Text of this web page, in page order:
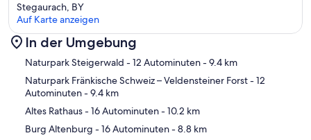
Karte
Stegaurach, BY
Auf Karte anzeigen
In der Umgebung
Naturpark Steigerwald - 12 Autominuten- 9.4 km
Naturpark Fränkische Schweiz – Veldensteiner Forst- 12
Autominuten- 9.4 km
Altes Rathaus- 16 Autominuten- 10.2 km
Burg Altenburg - 16 Autominuten- 8.8 km